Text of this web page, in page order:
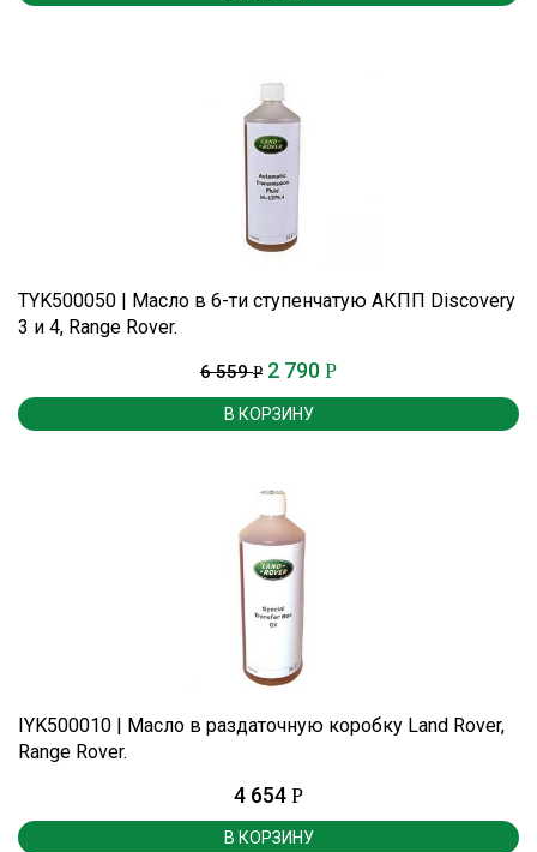
TYK500050 | Масло в 6-ти ступенчатую АКПП Discovery
3 и 4, Range Rover.
6 559Р 2 790 Р
В КОРЗИНУ
IYK500010 | Масло в раздаточную коробку Land Rover,
Range Rover.
4 654 Р
В КОРЗИНУ